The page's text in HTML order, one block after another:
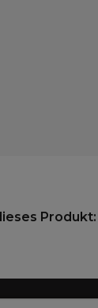
Produkt: